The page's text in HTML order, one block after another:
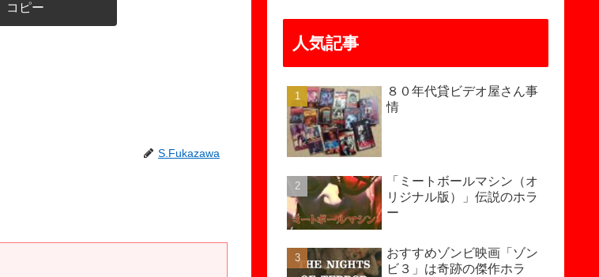
コピー
S.Fukazawa
人気記事
８０年代貸ビデオ屋さん事
情
「ミートボールマシン（オ
リジナル版）」伝説のホラ
ー
おすすめゾンビ映画「ゾン
ビ３」は奇跡の傑作ホラ